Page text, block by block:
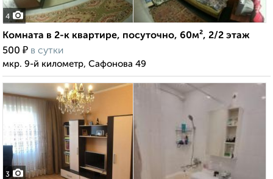
4
Комната в 2-к квартире, посуточно, 60м², 2/2 этаж
500 ₽ в сутки
мкр. 9-й километр, Сафонова 49
3